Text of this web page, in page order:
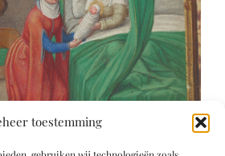
toestemming